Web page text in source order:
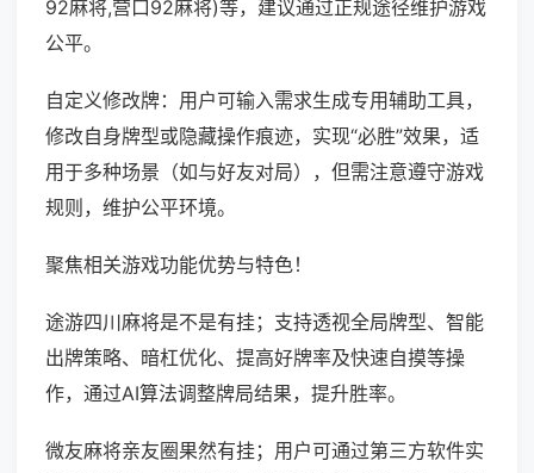
92麻将,营口92麻将)等，建议通过正规途径维护游戏
公平。
自定义修改牌：用户可输入需求生成专用辅助工具，
修改自身牌型或隐藏操作痕迹，实现“必胜”效果，适
用于多种场景（如与好友对局），但需注意遵守游戏
规则，维护公平环境。
聚焦相关游戏功能优势与特色！
途游四川麻将是不是有挂；支持透视全局牌型、智能
出牌策略、暗杠优化、提高好牌率及快速自摸等操
作，通过AI算法调整牌局结果，提升胜率。
微友麻将亲友圈果然有挂；用户可通过第三方软件实